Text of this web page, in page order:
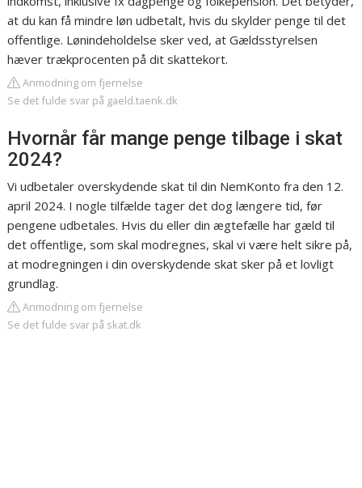
at du kan få mindre løn udbetalt, hvis du skylder penge til det
offentlige. Lønindeholdelse sker ved, at Gældsstyrelsen
hæver trækprocenten på dit skattekort.
Anmodning om fjernelse
Se det fulde svar på gaeld.taenk.dk
Hvornår får mange penge tilbage i skat
2024?
Vi udbetaler overskydende skat til din NemKonto fra den 12.
april 2024. I nogle tilfælde tager det dog længere tid, før
pengene udbetales. Hvis du eller din ægtefælle har gæld til
det offentlige, som skal modregnes, skal vi være helt sikre på,
at modregningen i din overskydende skat sker på et lovligt
grundlag.
Anmodning om fjernelse
Se det fulde svar på skat.dk